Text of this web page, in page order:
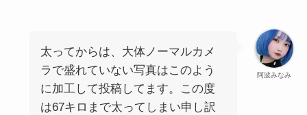
阿波みなみ
太ってからは、大体ノーマルカメ
ラで盛れていない写真はこのよう
に加工して投稿してます。この度
は67キロまで太ってしまい申し訳